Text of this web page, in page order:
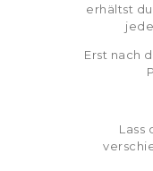
erhältst
Erst nach
Lass